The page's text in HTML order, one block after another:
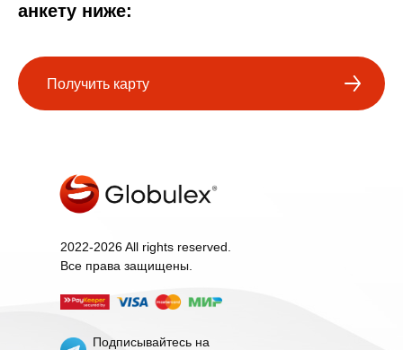
анкету ниже:
Получить карту
2022-2026 All rights reserved.
Все права защищены.
Подписывайтесь на